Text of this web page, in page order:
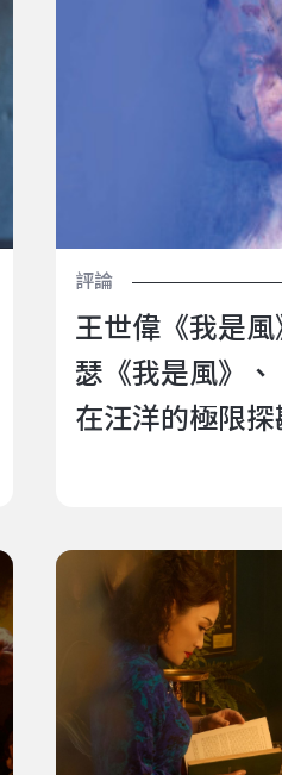
評論
王世偉《我是
瑟《我是風》
在汪洋的極限探
《孃孃狂言》：時間鬆動